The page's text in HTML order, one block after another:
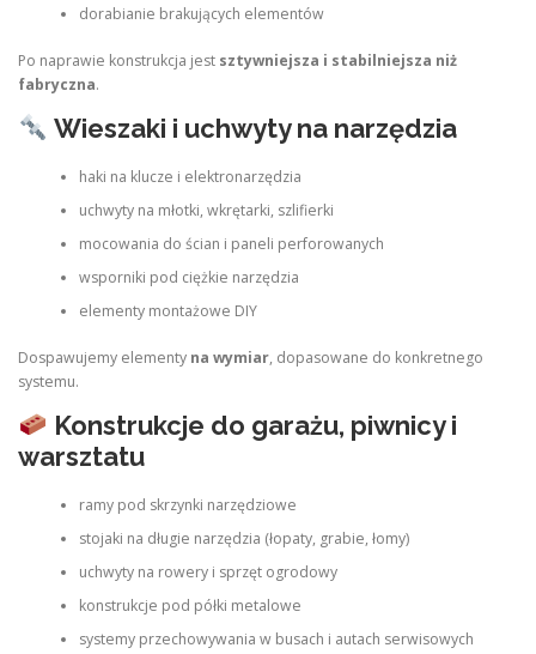
dorabianie brakujących elementów
Po naprawie konstrukcja jest sztywniejsza i stabilniejsza niż
fabryczna.
Wieszaki i uchwyty na narzędzia
haki na klucze i elektronarzędzia
uchwyty na młotki, wkrętarki, szlifierki
mocowania do ścian i paneli perforowanych
wsporniki pod ciężkie narzędzia
elementy montażowe DIY
Dospawujemy elementy na wymiar, dopasowane do konkretnego
systemu.
Konstrukcje do garażu, piwnicy i
warsztatu
ramy pod skrzynki narzędziowe
stojaki na długie narzędzia (łopaty, grabie, łomy)
uchwyty na rowery i sprzęt ogrodowy
konstrukcje pod półki metalowe
systemy przechowywania w busach i autach serwisowych